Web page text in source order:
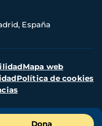
Dona
España
Mapa web
Política de cookies